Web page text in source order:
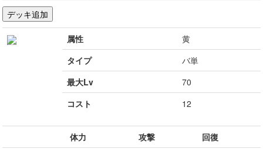
設定
属性
黄
タイプ
バ単
最大Lv
70
コスト
12
体力 攻撃
回復